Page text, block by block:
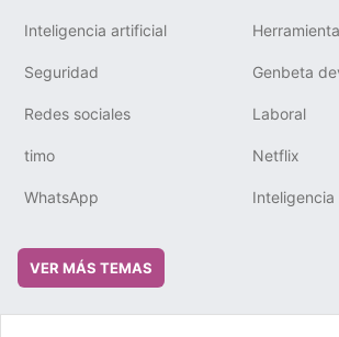
Inteligencia artificial
Seguridad Genbeta
Redes sociales Laboral
timo Netflix
WhatsApp
VER MÁS TEMAS